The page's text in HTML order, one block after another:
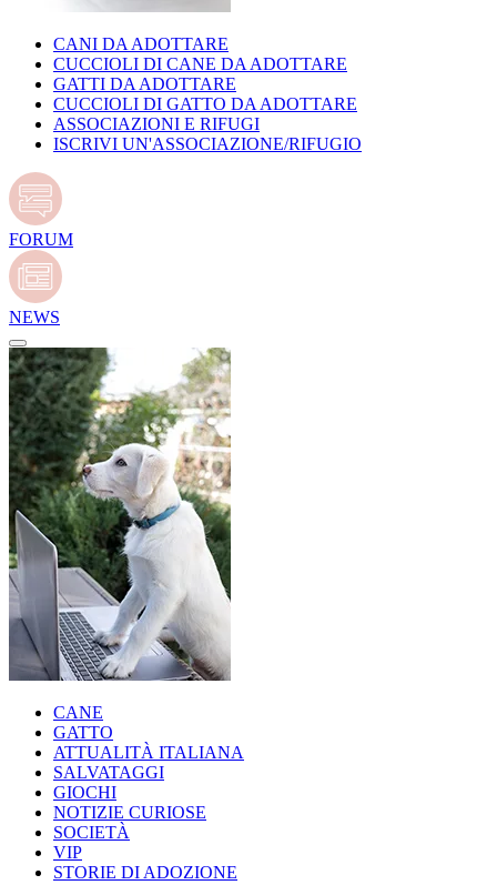
CANI DA ADOTTARE
CUCCIOLI DI CANE DA ADOTTARE
GATTI DA ADOTTARE
CUCCIOLI DI GATTO DA ADOTTARE
ASSOCIAZIONI E RIFUGI
ISCRIVI UN'ASSOCIAZIONE/RIFUGIO
FORUM
NEWS
CANE
GATTO
ATTUALITÀ ITALIANA
SALVATAGGI
GIOCHI
NOTIZIE CURIOSE
SOCIETÀ
VIP
STORIE DI ADOZIONE